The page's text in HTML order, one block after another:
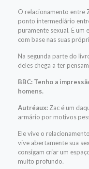
O relacionamento entre
ponto intermediário
puramente sexual. É um
com base nas suas
Na segunda parte do
deles chega a ter
BBC: Tenho a
homens.
Autréaux:Zac é um
armário por motivos
Ele vive o
vive abertamente sua
consigam criar um
muito profundo.